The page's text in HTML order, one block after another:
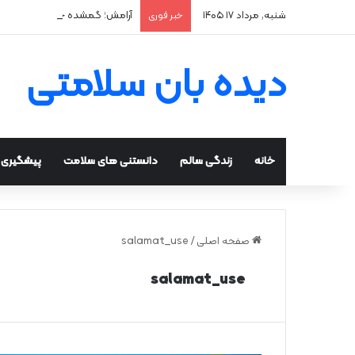
شنبه, مرداد ۱۷ ۱۴۰۵ خبر فوری آرامش؛ گمشده حقیقی انسان
دیده بان سلامتی
خانه زندگی سالم دانستنی های سلامت
صفحه اصلی /
salamat_use
salamat_use